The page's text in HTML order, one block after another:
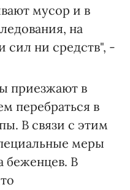
мусор и в
на
сил ни средств", -
приезжают в
перебраться в
В связи с этим
меры
беженцев. В